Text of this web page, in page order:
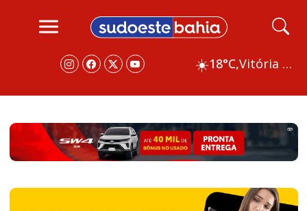
☀️18°C, Vitória da Conquista